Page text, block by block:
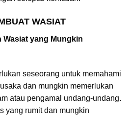
WASIAT
Wasiat yang Mungkin
seseorang untuk memahami
dan mungkin memerlukan
atau pengamal undang-undang.
yang rumit dan mungkin